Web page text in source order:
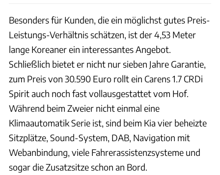
Besonders für Kunden, die ein möglichst gutes Preis-
Leistungs-Verhältnis schätzen, ist der 4,53 Meter
lange Koreaner ein interessantes Angebot.
Schließlich bietet er nicht nur sieben Jahre Garantie,
zum Preis von 30.590 Euro rollt ein Carens 1.7 CRDi
Spirit auch noch fast vollausgestattet vom Hof.
Während beim Zweier nicht einmal eine
Klimaautomatik Serie ist, sind beim Kia vier beheizte
Sitzplätze, Sound-System, DAB, Navigation mit
Webanbindung, viele Fahrerassistenzsysteme und
sogar die Zusatzsitze schon an Bord.